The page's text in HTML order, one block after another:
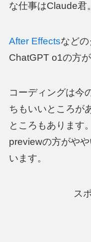
な仕事はClaude君。
After Effectsなど
ChatGPT o1の方が
コーディングは今
ちもいいところが
ところもあります
previewの方がや
います。
ス